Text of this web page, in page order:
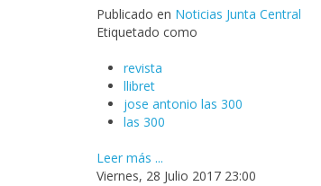
Publicado en Noticias Junta Central
Etiquetado como
revista
llibret
jose antonio las 300
las 300
Leer más ...
Viernes, 28 Julio 2017 23:00